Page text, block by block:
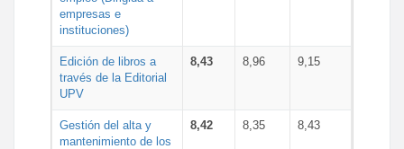
empresas e
instituciones)
Edición de libros a
través de la Editorial
UPV
8,43 8,96 9,15
Gestión del alta y
mantenimiento de los
8,42 8,35 8,43